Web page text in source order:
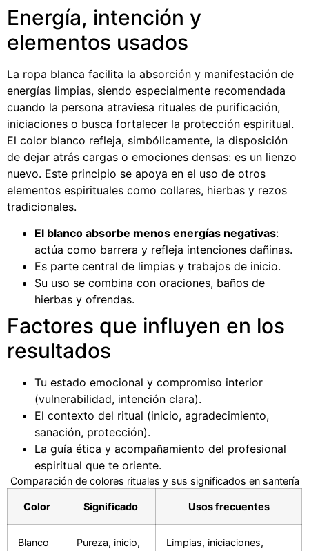
Energía, intención y
elementos usados
La ropa blanca facilita la absorción y manifestación de
energías limpias, siendo especialmente recomendada
cuando la persona atraviesa rituales de purificación,
iniciaciones o busca fortalecer la protección espiritual.
El color blanco refleja, simbólicamente, la disposición
de dejar atrás cargas o emociones densas: es un lienzo
nuevo. Este principio se apoya en el uso de otros
elementos espirituales como collares, hierbas y rezos
tradicionales.
El blanco absorbe menos energías negativas:
actúa como barrera y refleja intenciones dañinas.
Es parte central de limpias y trabajos de inicio.
Su uso se combina con oraciones, baños de
hierbas y ofrendas.
Factores que influyen en los
resultados
Tu estado emocional y compromiso interior
(vulnerabilidad, intención clara).
El contexto del ritual (inicio, agradecimiento,
sanación, protección).
La guía ética y acompañamiento del profesional
espiritual que te oriente.
Comparación de colores rituales y sus significados en santería
Color Significado Usos frecuentes
Blanco Pureza, inicio, Limpias, iniciaciones,